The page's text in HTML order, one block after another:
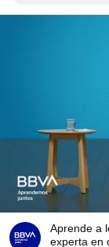
Aprende a
experta en